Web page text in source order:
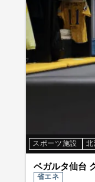
スポーツ施設 北
ベガルタ仙台
省エネ